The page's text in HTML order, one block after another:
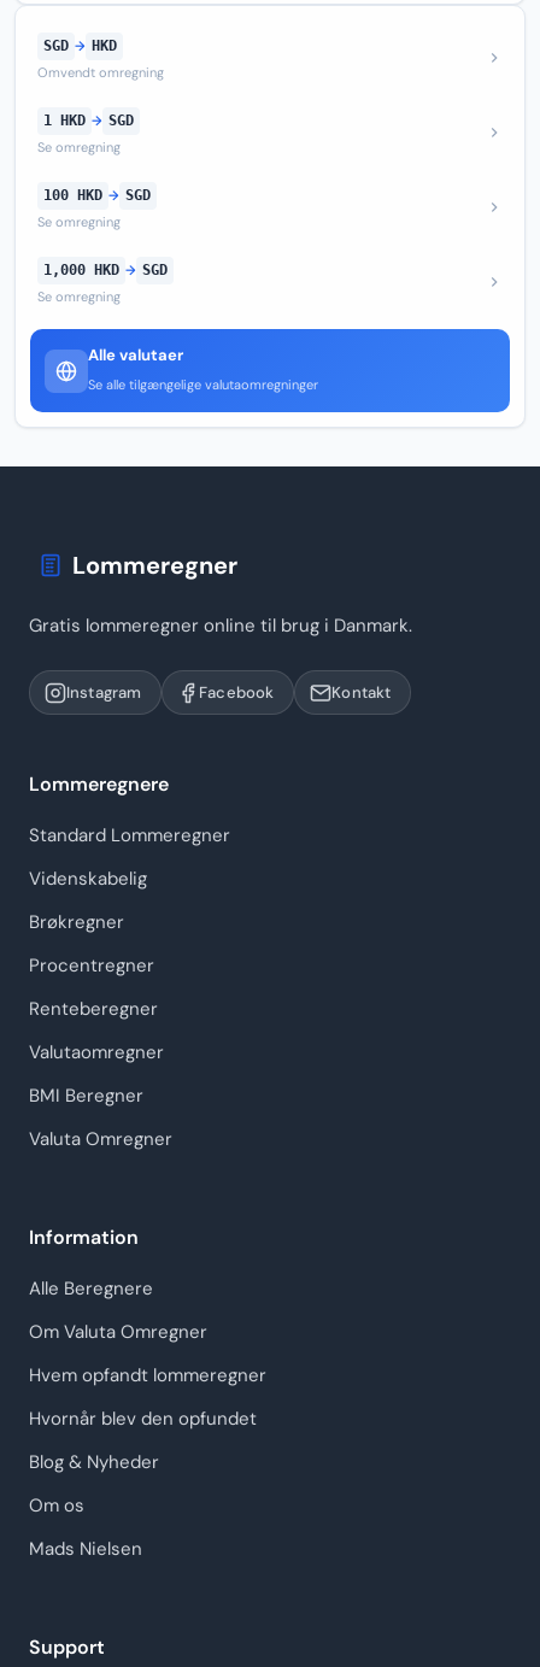
SGD → HKD
Omvendt omregning
1 HKD → SGD
Se omregning
100 HKD → SGD
Se omregning
1,000 HKD → SGD
Se omregning
Alle valutaer
Se alle tilgængelige valutaomregninger
Lommeregner
Gratis lommeregner online til brug i Danmark.
Instagram Facebook Kontakt
Lommeregnere
Standard Lommeregner
Videnskabelig
Brøkregner
Procentregner
Renteberegner
Valutaomregner
BMI Beregner
Valuta Omregner
Information
Alle Beregnere
Om Valuta Omregner
Hvem opfandt lommeregner
Hvornår blev den opfundet
Blog & Nyheder
Om os
Mads Nielsen
Support